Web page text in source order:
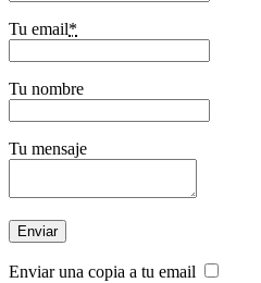
Tu email*
Tu nombre
Tu mensaje
Enviar una copia a tu email